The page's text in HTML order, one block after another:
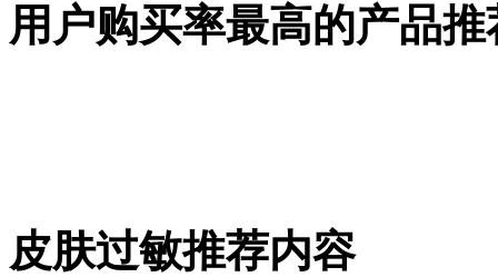
用户购买率最高的产品推
皮肤过敏推荐内容